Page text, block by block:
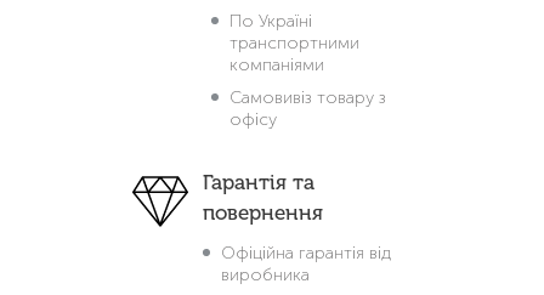
По Україні
транспортними
компаніями
Самовивіз товару з
офісу
Гарантія та
повернення
Офіційна гарантія від
виробника